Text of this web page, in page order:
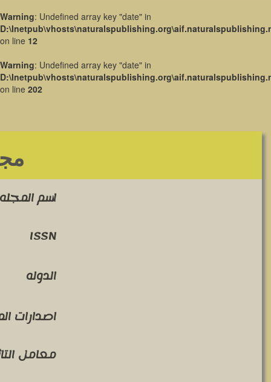
Warning: Undefined array key "date" in
on line 12
Warning: Undefined array key "date" in
on line 202
اسم المجله
ISSN
الدوله
اصدارات
معامل